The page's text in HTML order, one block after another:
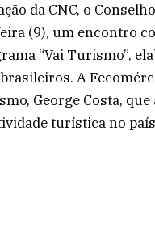
da CNC, o
(9), um encontro
“Vai Turismo”,
A
George Costa,
turística no